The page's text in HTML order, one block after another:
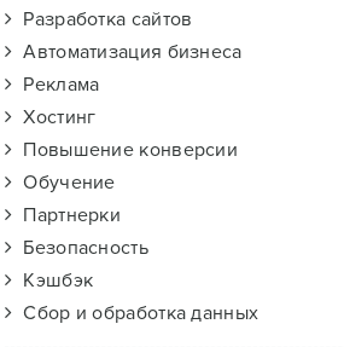
Разработка сайтов
Автоматизация бизнеса
Реклама
Хостинг
Повышение конверсии
Обучение
Партнерки
Безопасность
Кэшбэк
Сбор и обработка данных